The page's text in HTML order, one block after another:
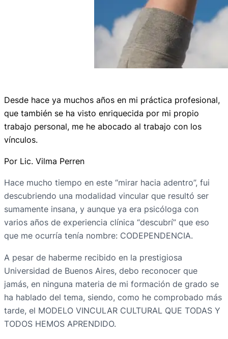
Desde hace ya muchos años en mi práctica profesional,
que también se ha visto enriquecida por mi propio
trabajo personal, me he abocado al trabajo con los
vínculos.
Por Lic. Vilma Perren
Hace mucho tiempo en este “mirar hacia adentro”, fui
descubriendo una modalidad vincular que resultó ser
sumamente insana, y aunque ya era psicóloga con
varios años de experiencia clínica “descubrí” que eso
que me ocurría tenía nombre: CODEPENDENCIA.
A pesar de haberme recibido en la prestigiosa
Universidad de Buenos Aires, debo reconocer que
jamás, en ninguna materia de mi formación de grado se
ha hablado del tema, siendo, como he comprobado más
tarde, el MODELO VINCULAR CULTURAL QUE TODAS Y
TODOS HEMOS APRENDIDO.